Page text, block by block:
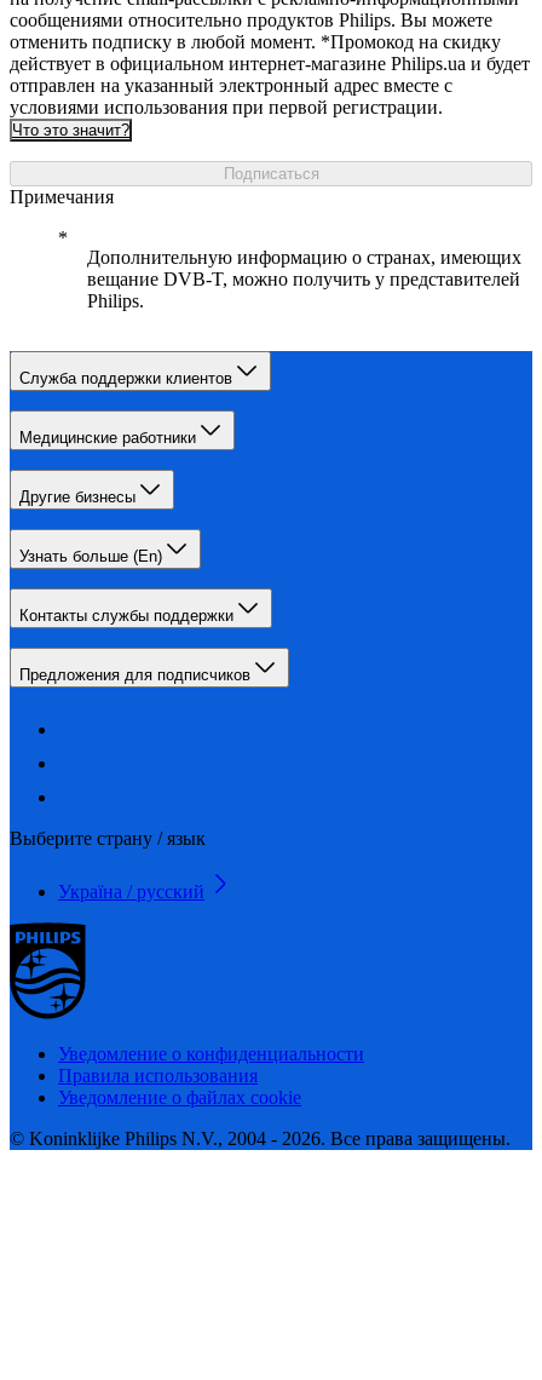
сообщениями относительно продуктов Philips. Вы можете
отменить подписку в любой момент. *Промокод на скидку
действует в официальном интернет-магазине Philips.ua и будет
отправлен на указанный электронный адрес вместе с
условиями использования при первой регистрации.
Что это значит?
Подписаться
Примечания
Дополнительную информацию о странах, имеющих
вещание DVB-T, можно получить у представителей
Philips.
Служба поддержки клиентов
Медицинские работники
Другие бизнесы
Узнать больше (En)
Контакты службы поддержки
Предложения для подписчиков
Выберите страну / язык
Україна / русский
Уведомление о конфиденциальности
Правила использования
Уведомление о файлах cookie
© Koninklijke Philips N.V., 2004 - 2026. Все права защищены.